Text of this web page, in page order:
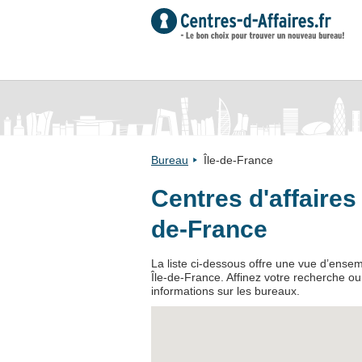
Bureau Île-de-France
Centres
de-France
La liste ci-dessous offre une vue
Île-de-France. Affinez votre recherche
informations sur les bureaux.